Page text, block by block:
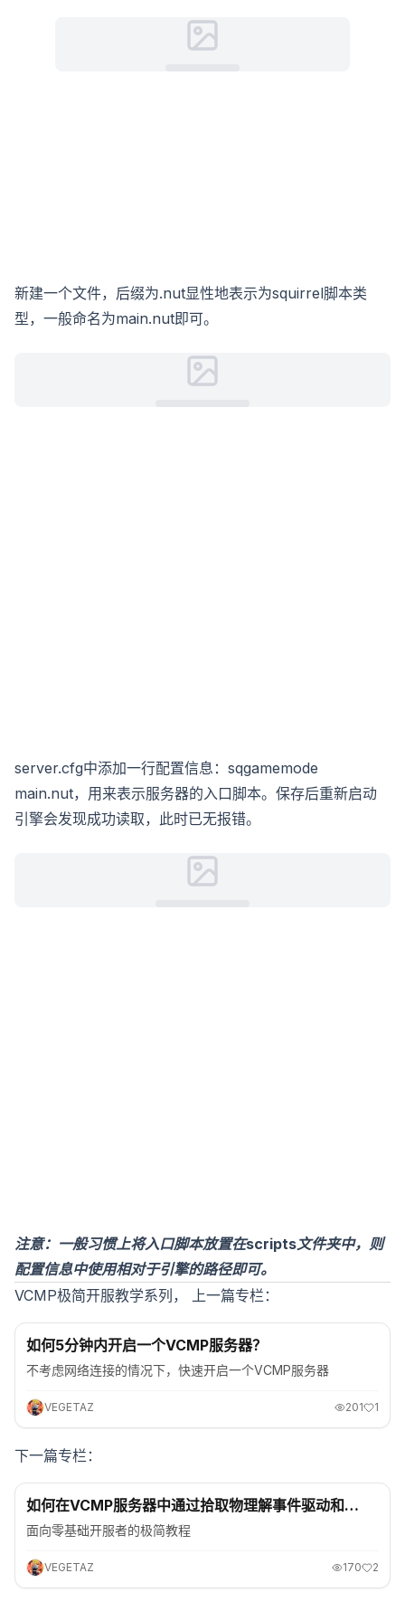
新建一个文件，后缀为.nut显性地表示为squirrel脚本类
型，一般命名为main.nut即可。
server.cfg中添加一行配置信息：sqgamemode
main.nut，用来表示服务器的入口脚本。保存后重新启动
引擎会发现成功读取，此时已无报错。
注意：一般习惯上将入口脚本放置在scripts文件夹中，则
配置信息中使用相对于引擎的路径即可。
VCMP极简开服教学系列， 上一篇专栏：
教程
如何5分钟内开启一个VCMP服务器？
不考虑网络连接的情况下，快速开启一个VCMP服务器
VEGETAZ 201 1
下一篇专栏：
教程
如何在VCMP服务器中通过拾取物理解事件驱动和数
据修改？
面向零基础开服者的极简教程
VEGETAZ 170 2